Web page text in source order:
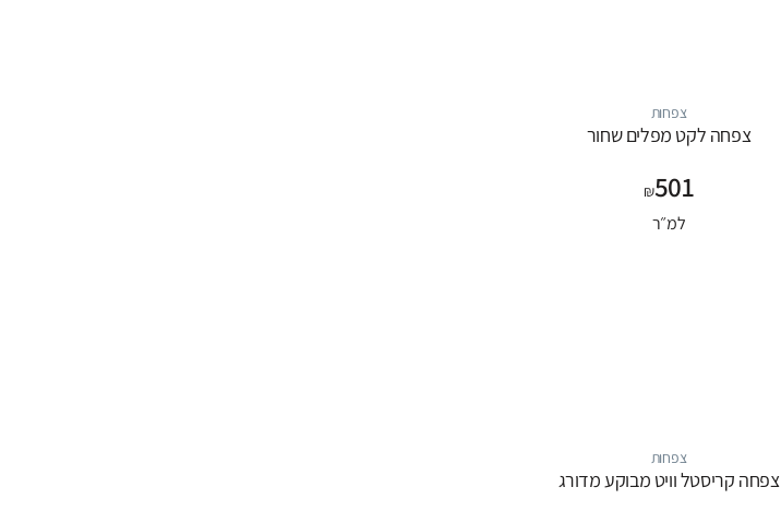
צפחות
צפחה לקט מפלים שחור
₪501
למ״ר
צפחות
צפחה קריסטל וויט מבוקע מדורג